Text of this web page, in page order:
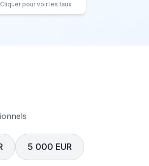
Cliquer pour voir les taux
5 000 EUR